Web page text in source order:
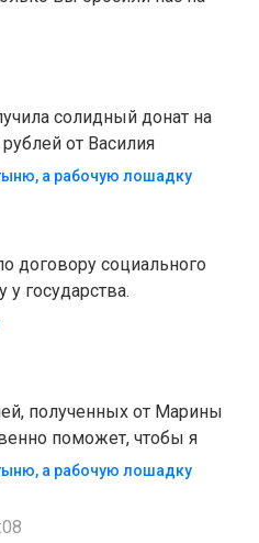
солидный донат на
от Василия
а рабочую лошадку
договору социального
государства.
полученных от Марины
поможет, чтобы я
а рабочую лошадку